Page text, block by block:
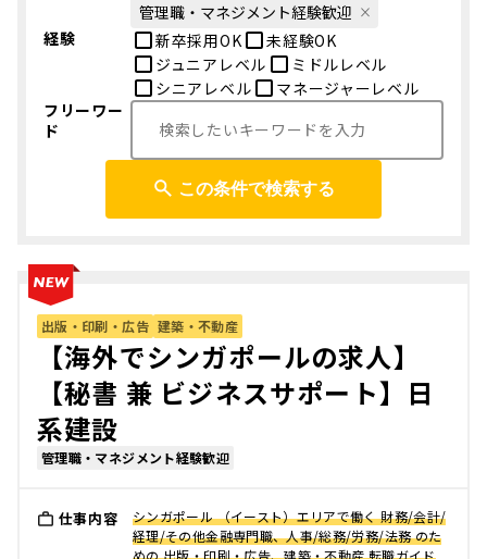
管理職・マネジメント経験歓迎
経験
新卒採用OK
未経験OK
ジュニアレベル
ミドルレベル
シニアレベル
マネージャーレベル
フリーワー
ド
この条件で検索する
出版・印刷・広告 建築・不動産
【海外でシンガポールの求人】
【秘書 兼 ビジネスサポート】日
系建設
管理職・マネジメント経験歓迎
仕事内容
シンガポール （イースト）エリアで働く 財務/会計/
経理/その他金融専門職、人事/総務/労務/法務 のた
めの 出版・印刷・広告、建築・不動産 転職ガイド